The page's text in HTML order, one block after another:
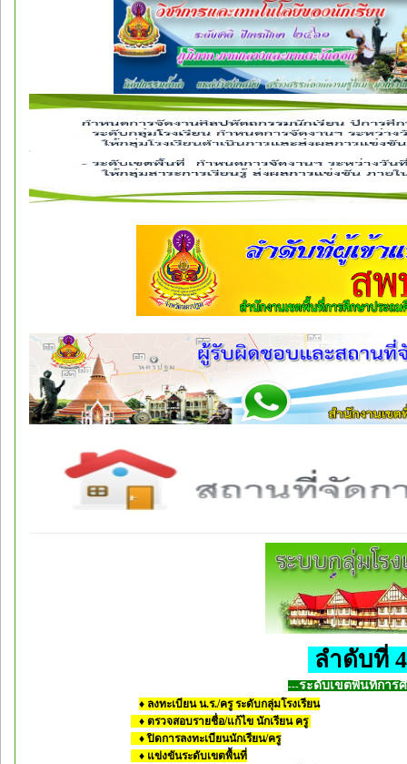
ลำดับที่
---ระดับเขตพื้นที่การ
♦ ลงทะเบียน น.ร./ครู ระดับกลุ่มโรงเรียน
♦ ตรวจสอบรายชื่อ/แก้ไข นักเรียน ครู
♦ ปิดการลงทะเบียนนักเรียน/ครู
♦ แข่งขันระดับเขตพื้นที่